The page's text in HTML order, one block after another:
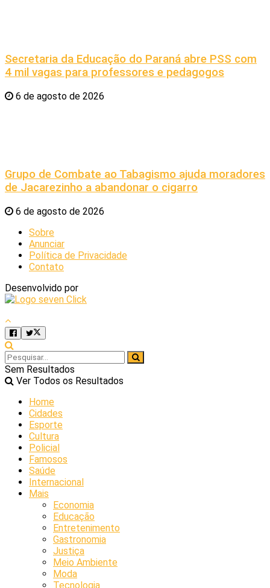
Secretaria da Educação do Paraná abre PSS com
4 mil vagas para professores e pedagogos
6 de agosto de 2026
Grupo de Combate ao Tabagismo ajuda moradores
de Jacarezinho a abandonar o cigarro
6 de agosto de 2026
Sobre
Anunciar
Política de Privacidade
Contato
Desenvolvido por
Sem Resultados
Ver Todos os Resultados
Home
Cidades
Esporte
Cultura
Policial
Famosos
Saúde
Internacional
Mais
Economia
Educação
Entretenimento
Gastronomia
Justiça
Meio Ambiente
Moda
Tecnologia